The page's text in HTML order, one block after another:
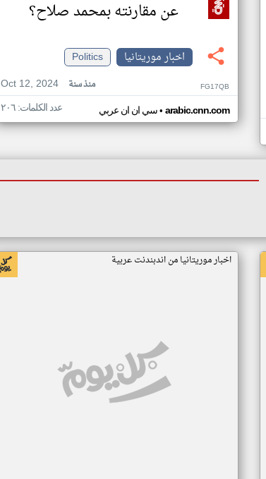
عن مقارنته بمحمد صلاح؟
اخبار موريتانيا
Politics
Oct 12, 2024
منذ سنة FG17QB
سي ان ان عربي• arabic.cnn.com عدد الكلمات: ٢٠٦
اخبار موريتانيا من اندبندنت عربية